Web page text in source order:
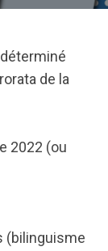
de la
2022 (ou
(bilinguisme